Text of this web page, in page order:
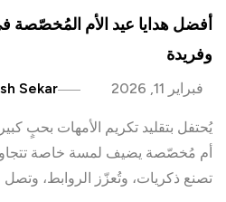
أفضل هدايا عيد الأم المُخصّصة
وفريدة
فبراير 11, 2026 Sekar
يُحتفل بتقليد تكريم الأمهات بحبٍ
أم مُخصّصة يضيف لمسة خاصة تتجاوز
تصنع ذكريات، وتُعزّز الروابط،